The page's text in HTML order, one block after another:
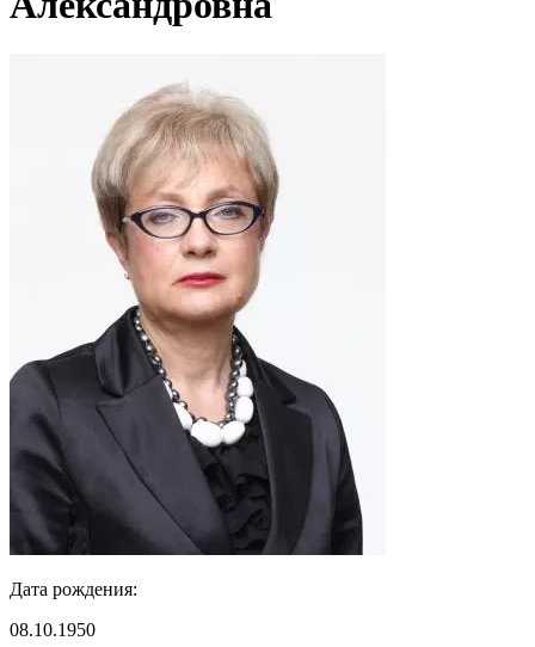
Дата рождения:
08.10.1950